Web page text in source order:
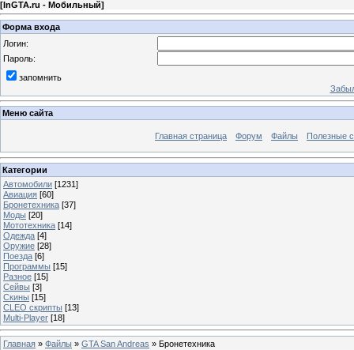
[InGTA.ru - Мобильный]
Форма входа
Логин:
Пароль:
запомнить
Меню сайта
Главная страница Форум Файлы Полезные
Категории
Автомобили [1231]
Авиация [60]
Бронетехника [37]
Моды [20]
Мототехника [14]
Одежда [4]
Оружие [28]
Поезда [6]
Программы [15]
Разное [15]
Сейвы [3]
Скины [15]
CLEO скрипты [13]
Multi-Player [18]
Главная » Файлы » GTA San Andreas » Бронетехника